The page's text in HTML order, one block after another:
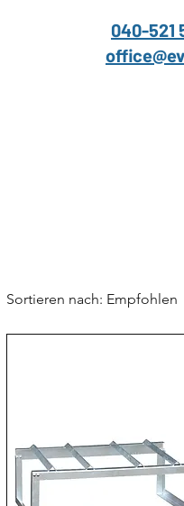
040-521
Sortieren nach: Empfohlen